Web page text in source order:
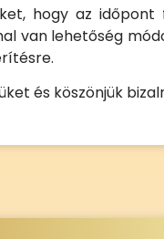
hogy az
van lehetőség
és köszönjük